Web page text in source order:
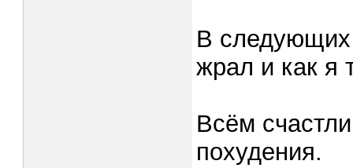
В следующих
жрал и как я
Всём
похудения.